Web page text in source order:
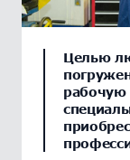
Целью
рабочую